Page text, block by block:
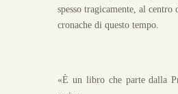
spesso tragicamente, al centro
cronache di questo tempo.
«È un libro che parte dalla